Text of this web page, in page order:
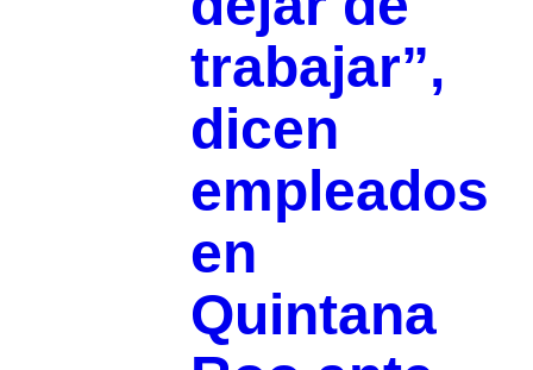
trabajar”,
dicen
empleados
en
Quintana